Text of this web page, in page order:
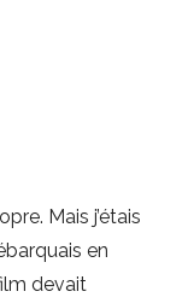
Mais j’étais
en
devait